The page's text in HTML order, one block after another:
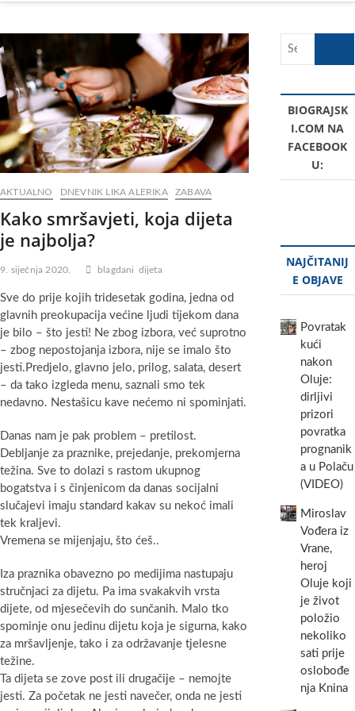
AKTUALNO DNEVNIK LIKA ALERIKA ZABAVA
Kako smršavjeti, koja dijeta
je najbolja?
9. siječnja 2020. blagdani dijeta
Sve do prije kojih tridesetak godina, jedna od
glavnih preokupacija većine ljudi tijekom dana
je bilo – što jesti! Ne zbog izbora, već suprotno
– zbog nepostojanja izbora, nije se imalo što
jesti.Predjelo, glavno jelo, prilog, salata, desert
– da tako izgleda menu, saznali smo tek
nedavno. Nestašicu kave nećemo ni spominjati.
Danas nam je pak problem – pretilost.
Debljanje za praznike, prejedanje, prekomjerna
težina. Sve to dolazi s rastom ukupnog
bogatstva i s činjenicom da danas socijalni
slučajevi imaju standard kakav su nekoć imali
tek kraljevi.
Vremena se mijenjaju, što ćeš..
Iza praznika obavezno po medijima nastupaju
stručnjaci za dijetu. Pa ima svakakvih vrsta
dijete, od mjesečevih do sunčanih. Malo tko
spominje onu jedinu dijetu koja je sigurna, kako
za mršavljenje, tako i za održavanje tjelesne
težine.
Ta dijeta se zove post ili drugačije – nemojte
jesti. Za početak ne jesti navečer, onda ne jesti
BIOGRAJSK
I.COM NA
FACEBOOK
U:
NAJČITANIJ
E OBJAVE
Povratak
kući
nakon
Oluje:
dirljivi
prizori
povratka
prognanik
a u Polaču
(VIDEO)
Miroslav
Vođera iz
Vrane,
heroj
Oluje koji
je život
položio
nekoliko
sati prije
oslobođe
nja Knina